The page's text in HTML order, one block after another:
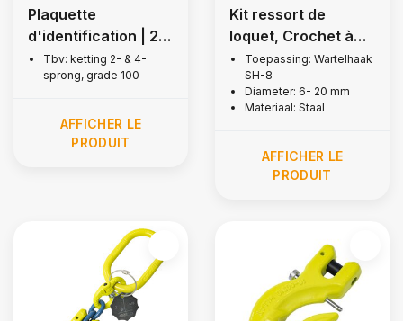
Plaquette
d'identification | 2-
& 4-os, Grade 100
Tbv: ketting 2- & 4-
sprong, grade 100
AFFICHER LE
PRODUIT
Kit ressort de
loquet, Crochet à
manille pivotant,
Grade 80
Toepassing: Wartelhaak
SH-8
Diameter: 6- 20 mm
Materiaal: Staal
AFFICHER LE
PRODUIT